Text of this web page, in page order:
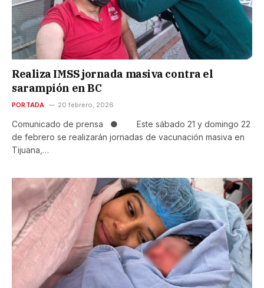
Realiza IMSS jornada masiva contra el
sarampión en BC
PORTADA 20 febrero, 2026
Comunicado de prensa ● Este sábado 21 y domingo 22
de febrero se realizarán jornadas de vacunación masiva en
Tijuana,…